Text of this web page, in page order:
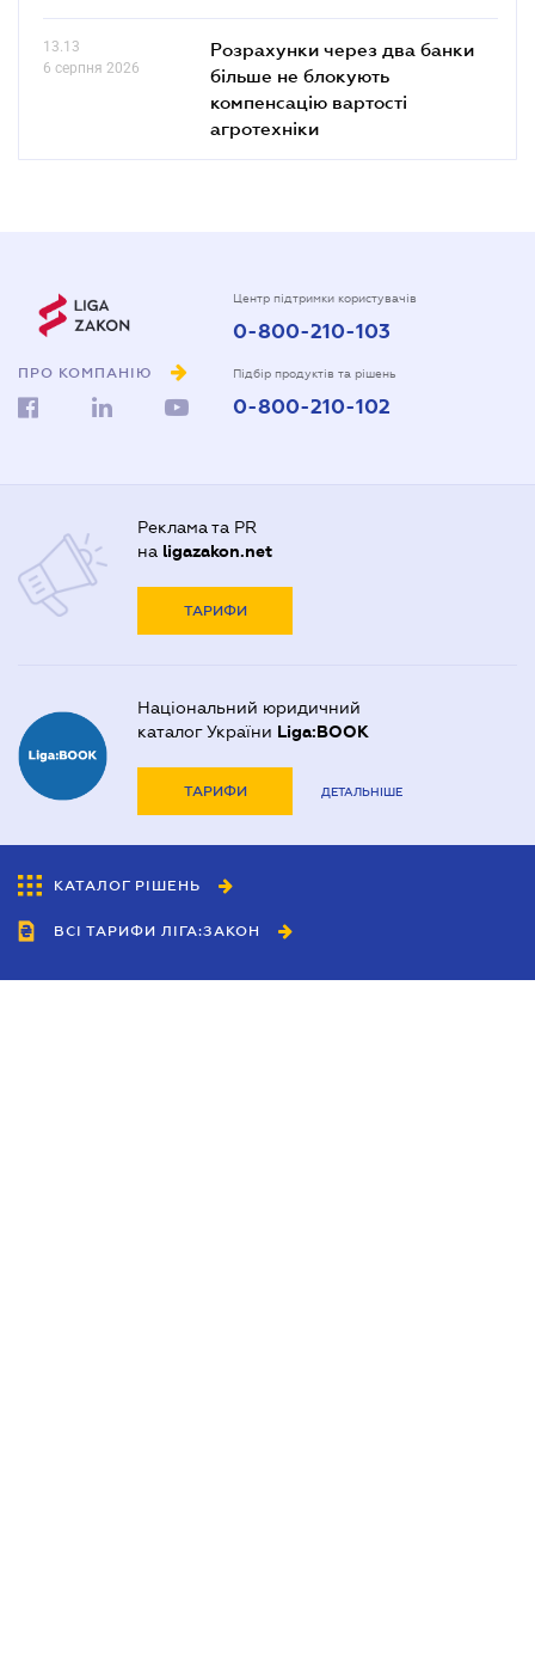
13.13
6 серпня 2026
Розрахунки через два банки
більше не блокують
компенсацію вартості
агротехніки
ПРО КОМПАНІЮ
Центр підтримки користувачів
0-800-210-103
Підбір продуктів та рішень
0-800-210-102
Реклама та PR
на ligazakon.net
ТАРИФИ
Національний юридичний
каталог України Liga:BOOK
ТАРИФИ ДЕТАЛЬНІШЕ
КАТАЛОГ РІШЕНЬ
ВСІ ТАРИФИ ЛІГА:ЗАКОН